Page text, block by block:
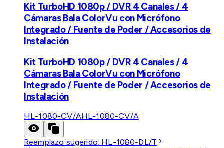
Kit TurboHD 1080p / DVR 4 Canales / 4
Cámaras Bala ColorVu con Micrófono
Integrado / Fuente de Poder / Accesorios de
Instalación
Kit TurboHD 1080p / DVR 4 Canales / 4
Cámaras Bala ColorVu con Micrófono
Integrado / Fuente de Poder / Accesorios de
Instalación
HL-1080-CV/AHL-1080-CV/A
Reemplazo sugerido: HL-1080-DL/T